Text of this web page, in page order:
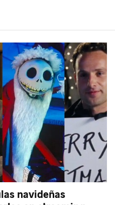
navideñas